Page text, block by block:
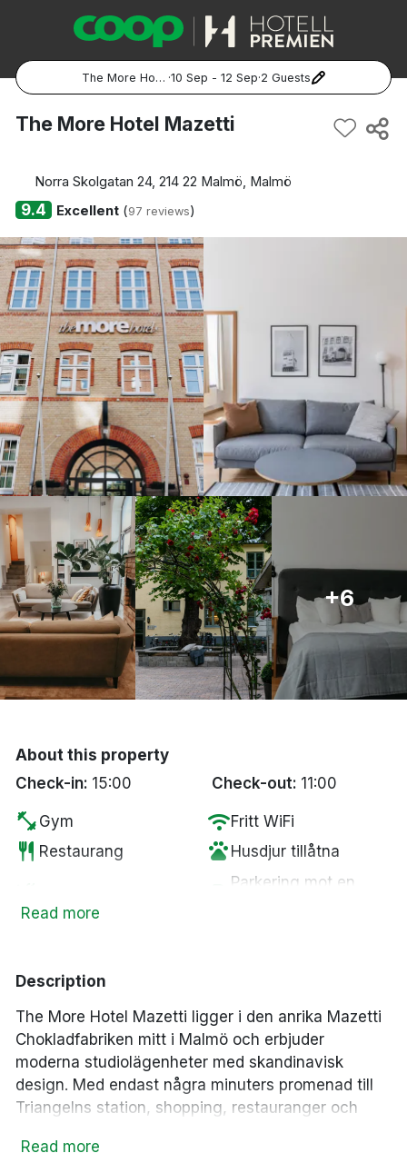
The More Hotel Mazetti ·10 Sep - 12 Sep·2 Guests
Popular Destinations:
Göteborg
Malmö
Hela Norge
Oslo
Bergen
Hela Danmark
Done
The More Hotel Mazetti
Norra Skolgatan 24, 214 22 Malmö, Malmö
9.4 Excellent(97 reviews)
+6
About this property
Check-in: 15:00 Check-out: 11:00
fitness_center Gym wifiFritt WiFi
restaurant Restaurang pets Husdjur tillåtna
Parkering mot en
Read more
Description
The More Hotel Mazetti ligger i den anrika Mazetti
Chokladfabriken mitt i Malmö och erbjuder
moderna studiolägenheter med skandinavisk
design. Med endast några minuters promenad till
Triangelns station, shopping, restauranger och
att upptäcka Malmö.
Read more